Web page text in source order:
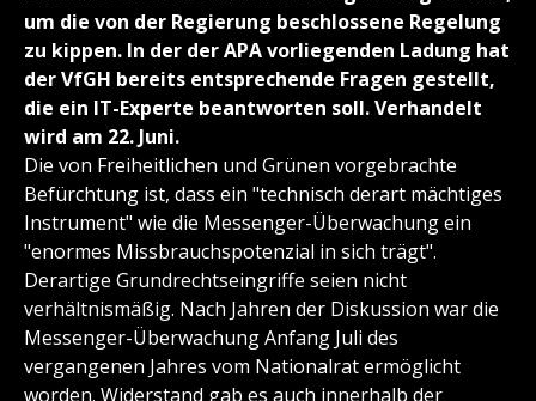
um die von der Regierung beschlossene Regelung
zu kippen. In der der APA vorliegenden Ladung hat
der VfGH bereits entsprechende Fragen gestellt,
die ein IT-Experte beantworten soll. Verhandelt
wird am 22. Juni.
Die von Freiheitlichen und Grünen vorgebrachte
Befürchtung ist, dass ein "technisch derart mächtiges
Instrument" wie die Messenger-Überwachung ein
"enormes Missbrauchspotenzial in sich trägt".
Derartige Grundrechtseingriffe seien nicht
verhältnismäßig. Nach Jahren der Diskussion war die
Messenger-Überwachung Anfang Juli des
vergangenen Jahres vom Nationalrat ermöglicht
worden. Widerstand gab es auch innerhalb der